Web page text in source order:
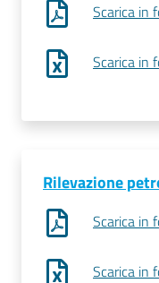
Impresa
Digitale
La
Scarica in
Scarica in
Rilevazione
Scarica in
Scarica in